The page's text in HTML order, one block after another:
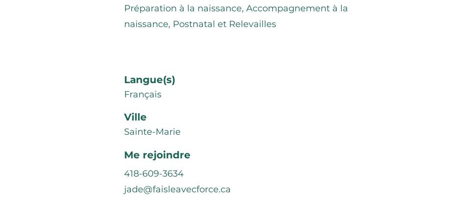
Langue(s)
Français
Préparation à la naissance, Accompagnement à la
naissance, Postnatal et Relevailles
Ville
Sainte-Marie
Me rejoindre
418-609-3634
jade@faisleavecforce.ca